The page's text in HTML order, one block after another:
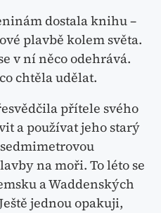
dostala knihu –
plavbě kolem světa.
v ní něco odehrává.
chtěla udělat.
přítele svého
a používat jeho starý
na moři. To léto se
a Waddenských
jednou opakuji,